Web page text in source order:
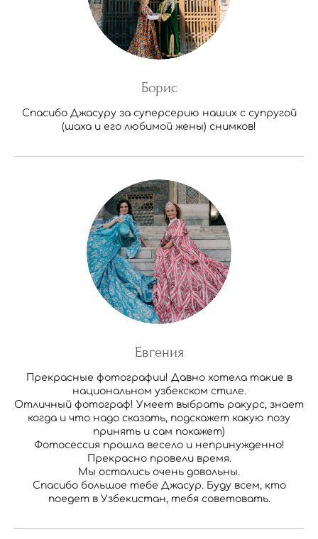
Борис
Спасибо Джасуру за суперсерию наших с супругой
(шаха и его любимой жены) снимков!
Евгения
Прекрасные фотографии! Давно хотела такие в
национальном узбекском стиле.
Отличный фотограф! Умеет выбрать ракурс, знает
когда и что надо сказать, подскажет какую позу
принять и сам покажет)
Фотосессия прошла весело и непринужденно!
Прекрасно провели время.
Мы остались очень довольны.
Спасибо большое тебе Джасур. Буду всем, кто
поедет в Узбекистан, тебя советовать.